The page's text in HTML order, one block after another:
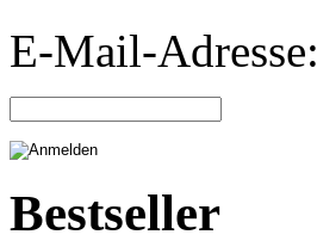
E-Mail-Adresse:
Bestseller